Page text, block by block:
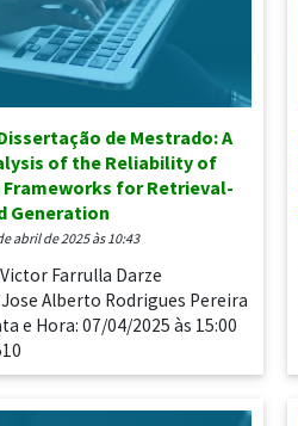
de Mestrado: A
of the Reliability of
for Retrieval-
Generation
abril de 2025 às 10:43
Farrulla Darze
Alberto Rodrigues Pereira
e Hora: 07/04/2025 às 15:00